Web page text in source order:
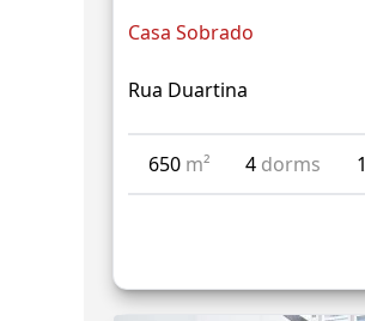
Casa Sobrado
Rua Duartina
650 m² 4 dorms 1